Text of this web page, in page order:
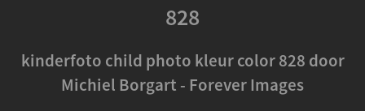
828
kinderfoto child photo kleur color 828 door
Michiel Borgart - Forever Images